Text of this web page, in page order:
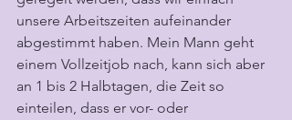
unsere Arbeitszeiten aufeinander
abgestimmt haben. Mein Mann geht
einem Vollzeitjob nach, kann sich aber
an 1 bis 2 Halbtagen, die Zeit so
einteilen, dass er vor- oder